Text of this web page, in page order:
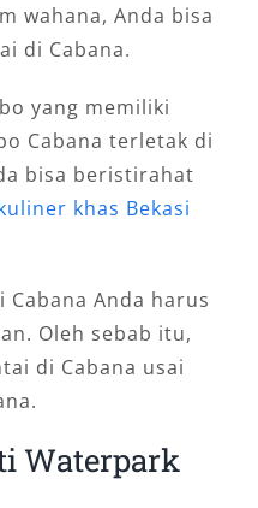
wahana, Anda bisa
di Cabana.
yang memiliki
Cabana terletak di
bisa beristirahat
khas Bekasi
Anda harus
Oleh sebab itu,
di Cabana usai
Waterpark